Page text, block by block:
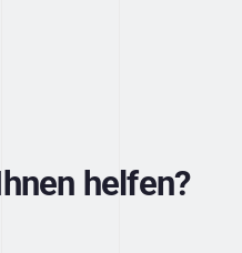
helfen?